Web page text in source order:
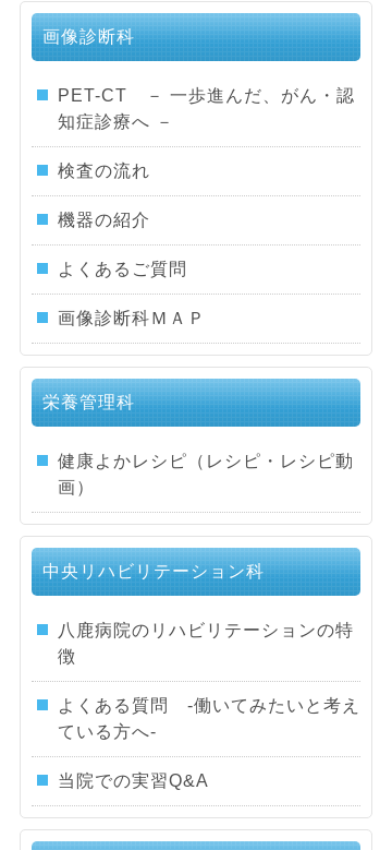
画像診断科
PET-CT － 一歩進んだ、がん・認
知症診療へ －
検査の流れ
機器の紹介
よくあるご質問
画像診断科ＭＡＰ
栄養管理科
健康よかレシピ（レシピ・レシピ動
画）
中央リハビリテーション科
八鹿病院のリハビリテーションの特
徴
よくある質問 -働いてみたいと考え
ている方へ-
当院での実習Q&A